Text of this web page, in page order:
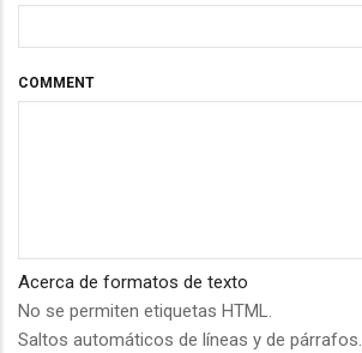
COMMENT
Acerca de formatos de texto
No se permiten etiquetas HTML.
Saltos automáticos de líneas y de párrafos.